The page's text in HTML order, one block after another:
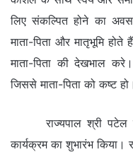
लिए संकल्पित होने का
माता-पिता और मातृभूमि
माता-पिता की देखभाल
जिससे माता-पिता को कष्ट हो।
राज्यपाल श्री पटेल ने
कार्यक्रम का शुभारंभ किया।